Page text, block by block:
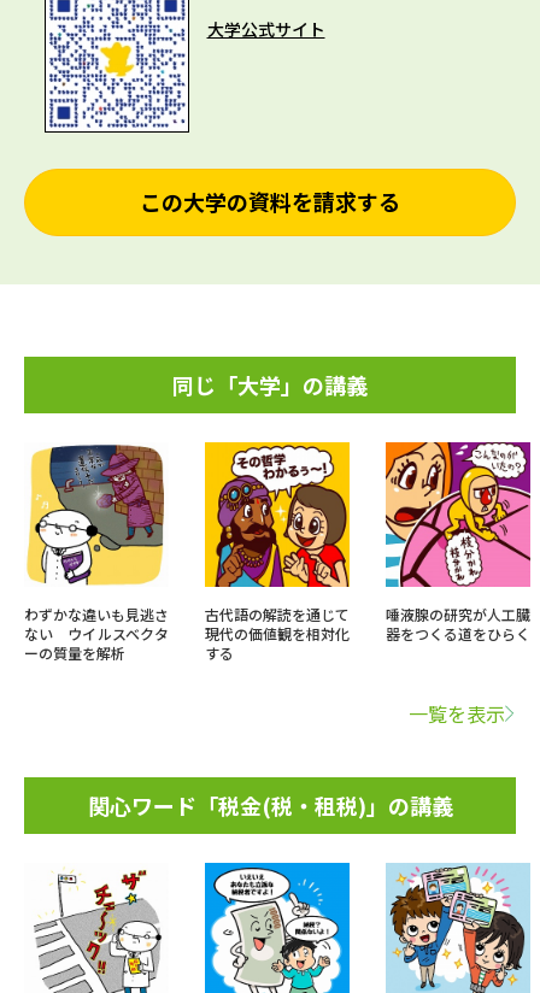
大学公式サイト
この大学の資料を請求する
同じ「大学」の講義
わずかな違いも見逃さ
ない ウイルスベクタ
ーの質量を解析
古代語の解読を通じて
現代の価値観を相対化
する
唾液腺の研究が人工臓
器をつくる道をひらく
一覧を表示
関心ワード「税金(税・租税)」の講義